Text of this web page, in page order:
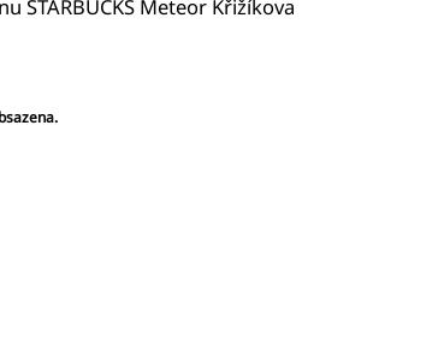
STARBUCKS Meteor Křižíkova